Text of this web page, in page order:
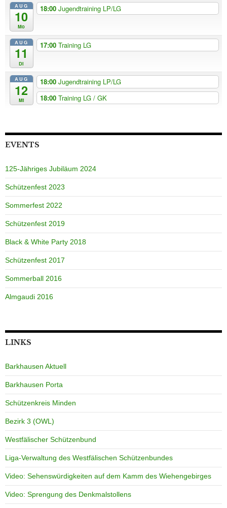
AUG
10
Mo
18:00 Jugendtraining LP/LG
AUG
11
Di
17:00 Training LG
AUG
12
Mi
18:00 Jugendtraining LP/LG
18:00 Training LG / GK
EVENTS
125-Jähriges Jubiläum 2024
Schützenfest 2023
Sommerfest 2022
Schützenfest 2019
Black & White Party 2018
Schützenfest 2017
Sommerball 2016
Almgaudi 2016
LINKS
Barkhausen Aktuell
Barkhausen Porta
Schützenkreis Minden
Bezirk 3 (OWL)
Westfälischer Schützenbund
Liga-Verwaltung des Westfälischen Schützenbundes
Video: Sehenswürdigkeiten auf dem Kamm des Wiehengebirges
Video: Sprengung des Denkmalstollens